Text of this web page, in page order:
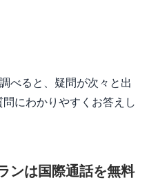
べると、疑問が次々と出
にわかりやすくお答えし
ンは国際通話を無料